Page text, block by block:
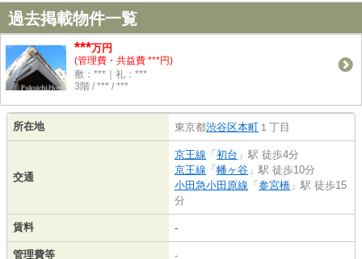
過去掲載物件一覧
***万円
(管理費・共益費 ***円)
敷：***｜礼：***
3階 / *** / ***
所在地 東京都渋谷区本町 １丁目
交通
京王線 「 初台 」駅 徒歩4分
京王線 「 幡ヶ谷 」駅 徒歩10分
小田急小田原線 「 参宮橋 」駅 徒歩15
分
賃料 -
管理費等 -